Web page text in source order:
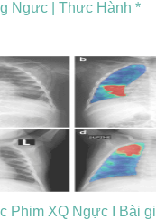
Ngực | Thực Hành *
Phim XQ Ngực I Bài